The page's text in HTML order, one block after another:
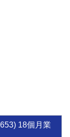
18個月業